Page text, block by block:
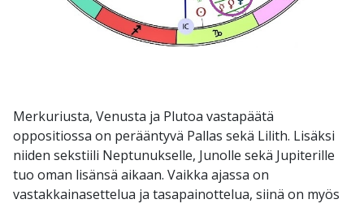
Merkuriusta, Venusta ja Plutoa vastapäätä
oppositiossa on perääntyvä Pallas sekä Lilith. Lisäksi
niiden sekstiili Neptunukselle, Junolle sekä Jupiterille
tuo oman lisänsä aikaan. Vaikka ajassa on
vastakkainasettelua ja tasapainottelua, siinä on myös